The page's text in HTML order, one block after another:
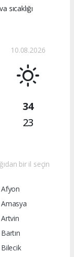
sıcaklığı
10.08.2026
34
23
bir il seçin
Afyon
Amasya
Artvin
Bartın
Bilecik